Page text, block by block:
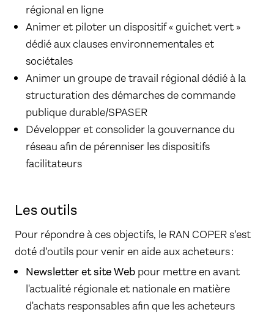
régional en ligne
Animer et piloter un dispositif « guichet vert »
dédié aux clauses environnementales et
sociétales
Animer un groupe de travail régional dédié à la
structuration des démarches de commande
publique durable/SPASER
Développer et consolider la gouvernance du
réseau afin de pérenniser les dispositifs
facilitateurs
Les outils
Pour répondre à ces objectifs, le RAN COPER s’est
doté d’outils pour venir en aide aux acheteurs :
Newsletter et site Web pour mettre en avant
l'actualité régionale et nationale en matière
d'achats responsables afin que les acheteurs